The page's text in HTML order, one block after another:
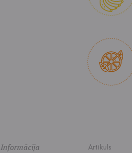
Informācija Artikuls